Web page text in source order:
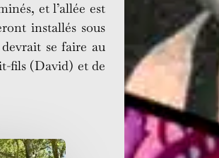
et l’allée est
installés sous
se faire au
fils (David) et de